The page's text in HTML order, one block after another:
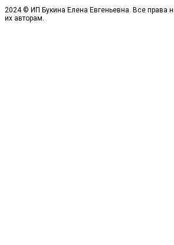
2024 © ИП Букина Елена Евгеньевна. Все права
их авторам.